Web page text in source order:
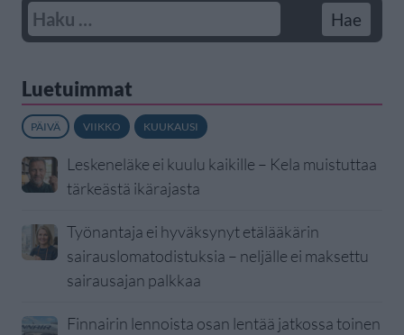
Luetuimmat
PÄIVÄ VIIKKO KUUKAUSI
Leskeneläke ei kuulu kaikille – Kela muistuttaa
tärkeästä ikärajasta
Työnantaja ei hyväksynyt etälääkärin
sairauslomatodistuksia – neljälle ei maksettu
sairausajan palkkaa
Finnairin lennoista osan lentää jatkossa toinen